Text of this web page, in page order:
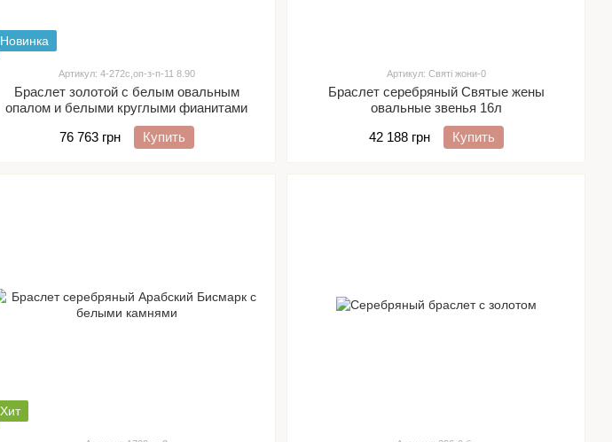
Новинка
Артикул: 4-272с,оп-з-п-11 8.90
Браслет золотой с белым овальным
опалом и белыми круглыми фианитами
76 763 грн
Купить
Артикул: Святі жони-0
Браслет серебряный Святые жены
овальные звенья 16л
42 188 грн
Купить
Хит